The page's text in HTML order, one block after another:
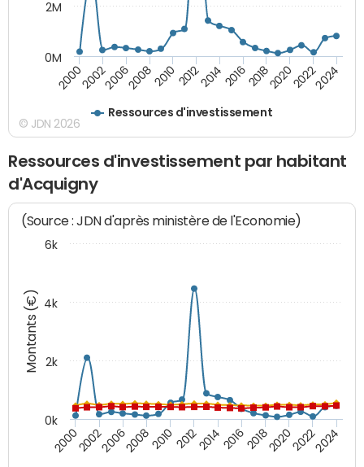
Ressources d'investissement
20002002200620082010 2012201420162018202020222024
0M
2M
© JDN 2026
Ressources d'investissement par habitant
d'Acquigny
Montants (€)
(Source : JDN d'après ministère de l'Economie)
20002002200620082010 2012201420162018202020222024
0k
2k
4k
6k